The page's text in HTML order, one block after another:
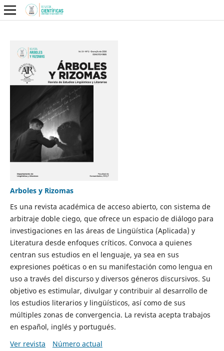
Arboles y Rizomas
Es una revista académica de acceso abierto, con sistema de
arbitraje doble ciego, que ofrece un espacio de diálogo para
investigaciones en las áreas de Lingüística (Aplicada) y
Literatura desde enfoques críticos. Convoca a quienes
centran sus estudios en el lenguaje, ya sea en sus
expresiones poéticas o en su manifestación como lengua en
uso a través del discurso y diversos géneros discursivos. Su
objetivo es estimular, divulgar y contribuir al desarrollo de
los estudios literarios y lingüísticos, así como de sus
múltiples zonas de convergencia. La revista acepta trabajos
en español, inglés y portugués.
Ver revista
Número actual